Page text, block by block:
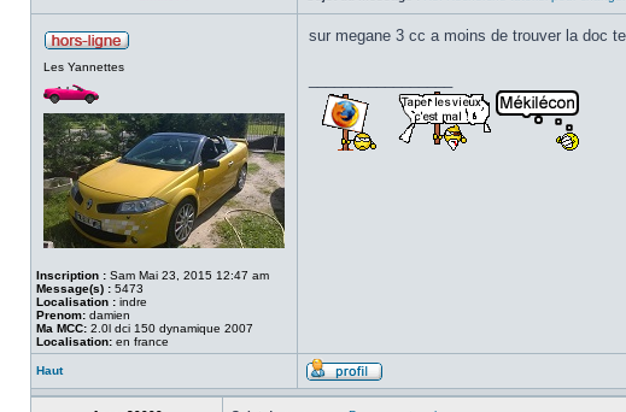
Les Yannettes
Inscription : Sam Mai 23, 2015 12:47 am
Message(s) : 5473
Localisation : indre
Prenom: damien
Ma MCC: 2.0l dci 150 dynamique 2007
Localisation: en france
sur megane 3 cc a moins de trouver la doc
Haut